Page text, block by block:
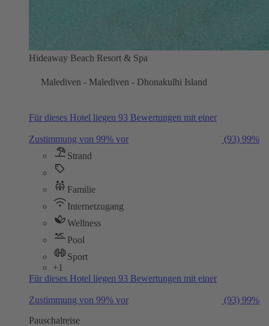
Hideaway Beach Resort & Spa
Malediven - Malediven - Dhonakulhi Island
Für dieses Hotel liegen 93 Bewertungen mit einer
Zustimmung von 99% vor (93) 99%
Strand
Familie
Internetzugang
Wellness
Pool
Sport
+1
Für dieses Hotel liegen 93 Bewertungen mit einer
Zustimmung von 99% vor (93) 99%
Pauschalreise